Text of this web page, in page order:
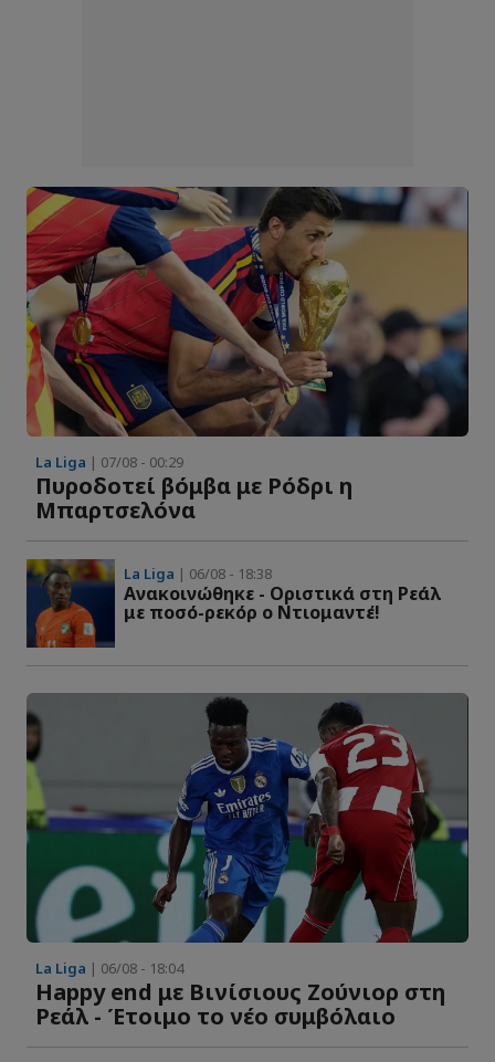
La Liga | 07/08 - 00:29
Πυροδοτεί βόμβα με Ρόδρι η
Μπαρτσελόνα
La Liga | 06/08 - 18:38
Ανακοινώθηκε - Οριστικά στη Ρεάλ
με ποσό-ρεκόρ ο Ντιομαντέ!
La Liga | 06/08 - 18:04
Happy end με Βινίσιους Ζούνιορ στη
Ρεάλ - Έτοιμο το νέο συμβόλαιο